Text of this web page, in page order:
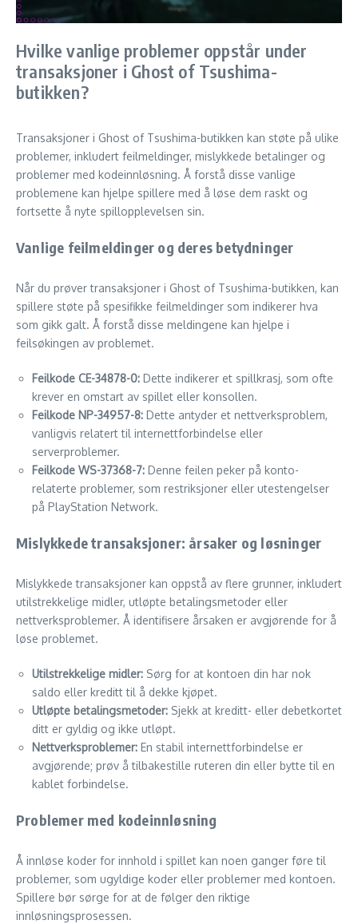
Hvilke vanlige problemer oppstår under
transaksjoner i Ghost of Tsushima-
butikken?
Transaksjoner i Ghost of Tsushima-butikken kan støte på ulike
problemer, inkludert feilmeldinger, mislykkede betalinger og
problemer med kodeinnløsning. Å forstå disse vanlige
problemene kan hjelpe spillere med å løse dem raskt og
fortsette å nyte spillopplevelsen sin.
Vanlige feilmeldinger og deres betydninger
Når du prøver transaksjoner i Ghost of Tsushima-butikken, kan
spillere støte på spesifikke feilmeldinger som indikerer hva
som gikk galt. Å forstå disse meldingene kan hjelpe i
feilsøkingen av problemet.
Feilkode CE-34878-0: Dette indikerer et spillkrasj, som ofte
krever en omstart av spillet eller konsollen.
Feilkode NP-34957-8: Dette antyder et nettverksproblem,
vanligvis relatert til internettforbindelse eller
serverproblemer.
Feilkode WS-37368-7: Denne feilen peker på konto-
relaterte problemer, som restriksjoner eller utestengelser
på PlayStation Network.
Mislykkede transaksjoner: årsaker og løsninger
Mislykkede transaksjoner kan oppstå av flere grunner, inkludert
utilstrekkelige midler, utløpte betalingsmetoder eller
nettverksproblemer. Å identifisere årsaken er avgjørende for å
løse problemet.
Utilstrekkelige midler: Sørg for at kontoen din har nok
saldo eller kreditt til å dekke kjøpet.
Utløpte betalingsmetoder: Sjekk at kreditt- eller debetkortet
ditt er gyldig og ikke utløpt.
Nettverksproblemer: En stabil internettforbindelse er
avgjørende; prøv å tilbakestille ruteren din eller bytte til en
kablet forbindelse.
Problemer med kodeinnløsning
Å innløse koder for innhold i spillet kan noen ganger føre til
problemer, som ugyldige koder eller problemer med kontoen.
Spillere bør sørge for at de følger den riktige
innløsningsprosessen.